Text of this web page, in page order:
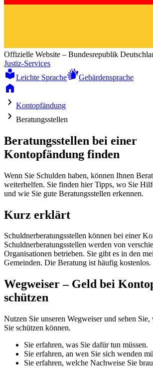
Offizielle Website – Bundesrepublik
Justiz-Services
Leichte Sprache
Gebärdensprache
Kontopfändung
Beratungsstellen
Beratungsstellen bei einer
Kontopfändung finden
Wenn Sie Schulden haben, können Ihnen
weiterhelfen. Sie finden hier Tipps, wo Sie
und wie Sie gute Beratungsstellen erkennen.
Kurz erklärt
Schuldnerberatungsstellen können bei einer
Schuldnerberatungsstellen werden von
Organisationen betrieben. Sie gibt es in den
Gemeinden. Die Beratung ist häufig kostenlos.
Wegweiser – Geld bei
schützen
Nutzen Sie unseren Wegweiser und sehen
Sie schützen können.
Sie erfahren, was Sie dafür tun müssen.
Sie erfahren, an wen Sie sich wenden
Sie erfahren, welche Nachweise Sie